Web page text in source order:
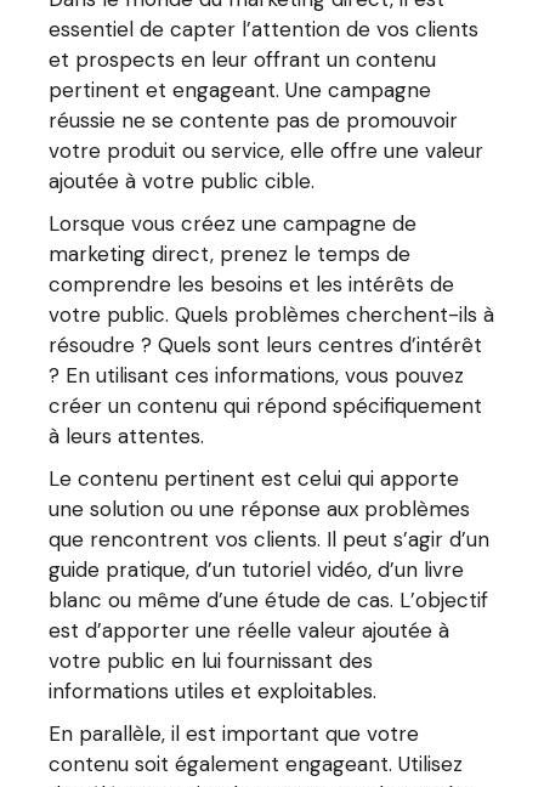
essentiel de capter l’attention de vos clients
et prospects en leur offrant un contenu
pertinent et engageant. Une campagne
réussie ne se contente pas de promouvoir
votre produit ou service, elle offre une valeur
ajoutée à votre public cible.
Lorsque vous créez une campagne de
marketing direct, prenez le temps de
comprendre les besoins et les intérêts de
votre public. Quels problèmes cherchent-ils à
résoudre ? Quels sont leurs centres d’intérêt
? En utilisant ces informations, vous pouvez
créer un contenu qui répond spécifiquement
à leurs attentes.
Le contenu pertinent est celui qui apporte
une solution ou une réponse aux problèmes
que rencontrent vos clients. Il peut s’agir d’un
guide pratique, d’un tutoriel vidéo, d’un livre
blanc ou même d’une étude de cas. L’objectif
est d’apporter une réelle valeur ajoutée à
votre public en lui fournissant des
informations utiles et exploitables.
En parallèle, il est important que votre
contenu soit également engageant. Utilisez